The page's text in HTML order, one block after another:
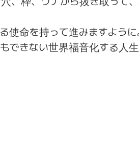
命を持って進みますように
できない世界福音化する人